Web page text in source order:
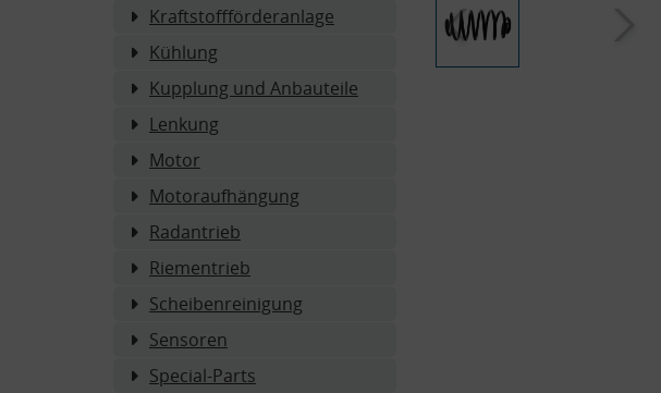
Kraftstoffförderanlage
Kühlung
Kupplung und Anbauteile
Lenkung
Motor
Motoraufhängung
Radantrieb
Riementrieb
Scheibenreinigung
Sensoren
Special-Parts